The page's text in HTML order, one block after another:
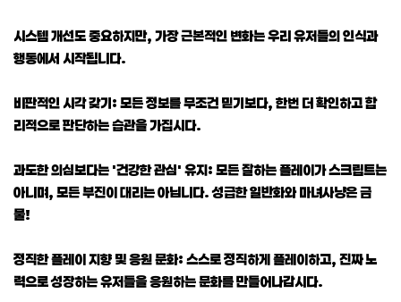
시스템 개선도 중요하지만, 가장 근본적인 변화는 우리 유저들의 인식과
행동에서 시작됩니다.
비판적인 시각 갖기: 모든 정보를 무조건 믿기보다, 한번 더 확인하고 합
리적으로 판단하는 습관을 가집시다.
과도한 의심보다는 '건강한 관심' 유지: 모든 잘하는 플레이가 스크립트는
아니며, 모든 부진이 대리는 아닙니다. 성급한 일반화와 마녀사냥은 금
물!
정직한 플레이 지향 및 응원 문화: 스스로 정직하게 플레이하고, 진짜 노
력으로 성장하는 유저들을 응원하는 문화를 만들어나갑시다.